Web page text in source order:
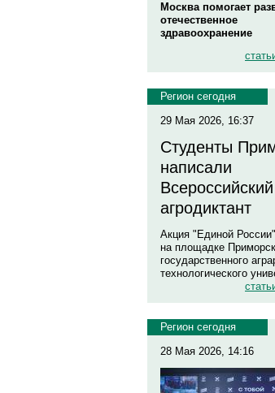
Москва помогает
отечественное
здравоохранение
Регион сегодня
29 Мая 2026, 16:37
Студенты
написали
Всероссийский
агродиктант
Акция "Единой
на площадке
государственного
технологического
Регион сегодня
28 Мая 2026, 14:16